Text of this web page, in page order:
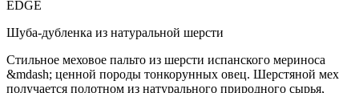
EDGE
Шуба-дубленка из натуральной шерсти
Стильное меховое пальто из шерсти испанского мериноса
&mdash; ценной породы тонкорунных овец. Шерстяной мех
получается полотном из натурального природного сырья,